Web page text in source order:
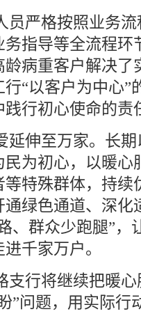
员严格按照业务
指导等全流程环
病重客户解决了
“以客户为中心”
行初心使命的责
延伸至万家。长
为初心，以暖心
特殊群体，持续
绿色通道、深化
、群众少跑腿”，
千家万户。
支行将继续把暖
”问题，用实际行